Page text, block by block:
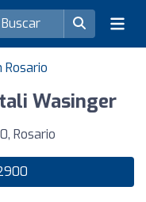
Rosario
Wasinger
Rosario